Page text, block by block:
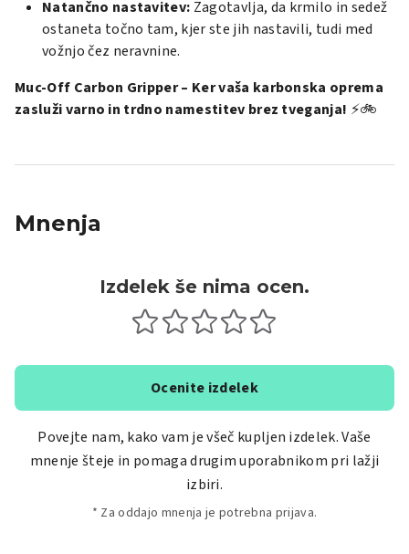
Natančno nastavitev: Zagotavlja, da krmilo in sedež
ostaneta točno tam, kjer ste jih nastavili, tudi med
vožnjo čez neravnine.
Muc-Off Carbon Gripper – Ker vaša karbonska oprema
zasluži varno in trdno namestitev brez tveganja! ⚡🚲
Mnenja
Izdelek še nima ocen.
Ocenite izdelek
Povejte nam, kako vam je všeč kupljen izdelek. Vaše
mnenje šteje in pomaga drugim uporabnikom pri lažji
izbiri.
* Za oddajo mnenja je potrebna prijava.